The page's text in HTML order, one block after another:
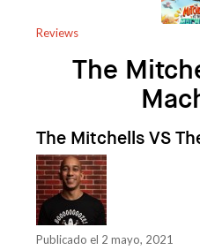
Reviews
The
The Mitchells VS
Publicado el 2 mayo, 2021